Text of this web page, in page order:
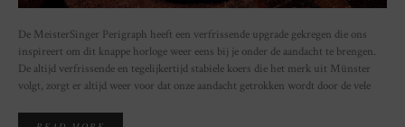
De MeisterSinger Perigraph heeft een verfrissende upgrade gekregen die ons
inspireert om dit knappe horloge weer eens bij je onder de aandacht te brengen.
De altijd verfrissende en tegelijkertijd stabiele koers die het merk uit Münster
volgt, zorgt er altijd weer voor dat onze aandacht getrokken wordt door de vele